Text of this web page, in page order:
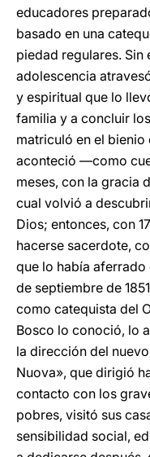
educadores
basado en una
piedad regulares. Sin
adolescencia
y espiritual que lo
familia y a concluir
matriculó en el
aconteció —como
meses, con la gracia
cual volvió a
Dios; entonces, con
hacerse sacerdote,
que lo había aferrado
de septiembre de
como catequista del
Bosco lo conoció, lo
la dirección del
Nuova», que dirigió
contacto con los
pobres, visitó sus
sensibilidad social,